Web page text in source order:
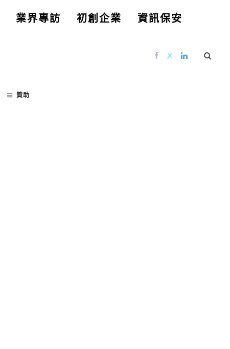
業界專訪 初創企業 資訊保安
贊助